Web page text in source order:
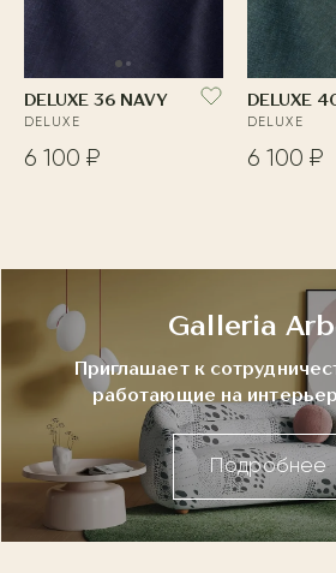
DELUXE 36 NAVY
DELUXE
6 100 ₽
DELUXE
DELUXE
6 100 ₽
Galleria
Приглашает к
работающие на
Подробнее